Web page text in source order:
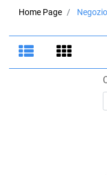
Home Page Negozio